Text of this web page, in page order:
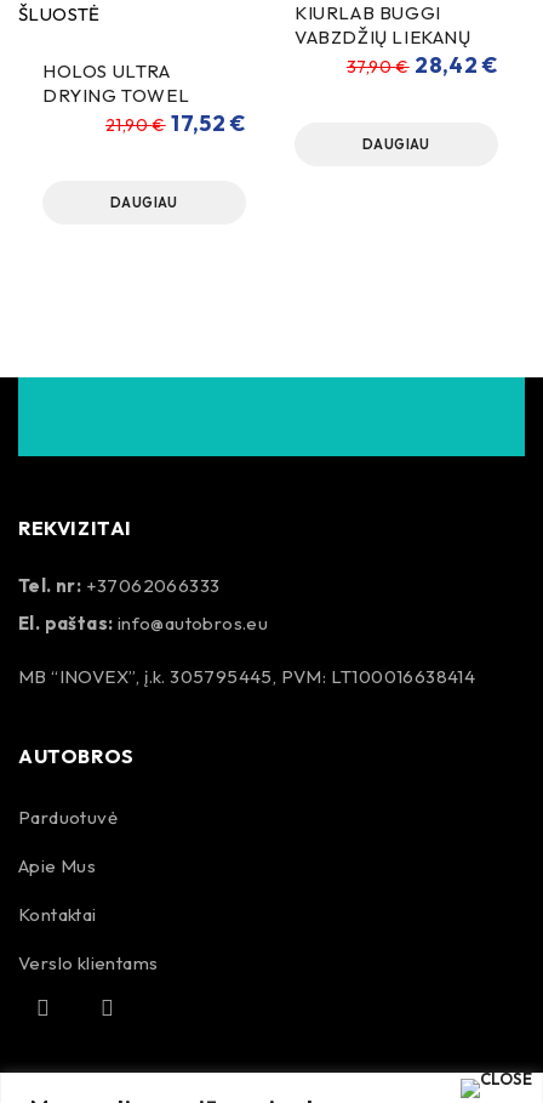
HOLOS ULTRA
DRYING TOWEL
SAUSINIMO ŠLUOSTĖ
21,90€ 17,52€
DAUGIAU
KIURLAB BUGGI
VABZDŽIŲ LIEKANŲ
VALIKLIS 5000ml
37,90€ 28,42€
DAUGIAU
REKVIZITAI
Tel. nr: +37062066333
El. paštas: info@autobros.eu
MB “INOVEX”, į.k. 305795445, PVM: LT100016638414
AUTOBROS
Parduotuvė
Apie Mus
Kontaktai
Verslo klientams